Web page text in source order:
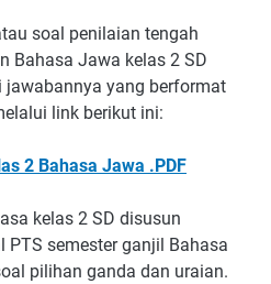
soal penilaian tengah
Bahasa Jawa kelas 2 SD
yang berformat
link berikut ini:
2 Bahasa Jawa .PDF
kelas 2 SD disusun
PTS semester ganjil Bahasa
pilihan ganda dan uraian.